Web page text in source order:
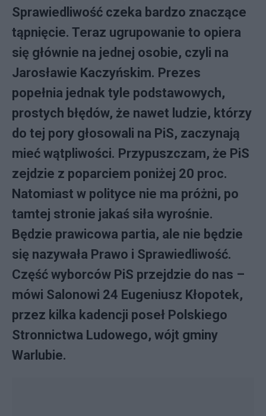
Sprawiedliwość czeka bardzo znaczące
tąpnięcie. Teraz ugrupowanie to opiera
się głównie na jednej osobie, czyli na
Jarosławie Kaczyńskim. Prezes
popełnia jednak tyle podstawowych,
prostych błędów, że nawet ludzie, którzy
do tej pory głosowali na PiS, zaczynają
mieć wątpliwości. Przypuszczam, że PiS
zejdzie z poparciem poniżej 20 proc.
Natomiast w polityce nie ma próżni, po
tamtej stronie jakaś siła wyrośnie.
Będzie prawicowa partia, ale nie będzie
się nazywała Prawo i Sprawiedliwość.
Część wyborców PiS przejdzie do nas –
mówi Salonowi 24 Eugeniusz Kłopotek,
przez kilka kadencji poseł Polskiego
Stronnictwa Ludowego, wójt gminy
Warlubie.